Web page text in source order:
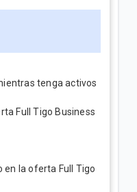
tenga activos
Full Tigo Business
en la oferta Full Tigo